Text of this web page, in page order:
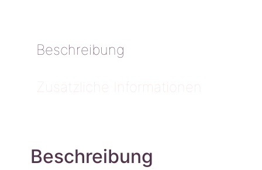
Beschreibung
Zusätzliche Informationen
Beschreibung